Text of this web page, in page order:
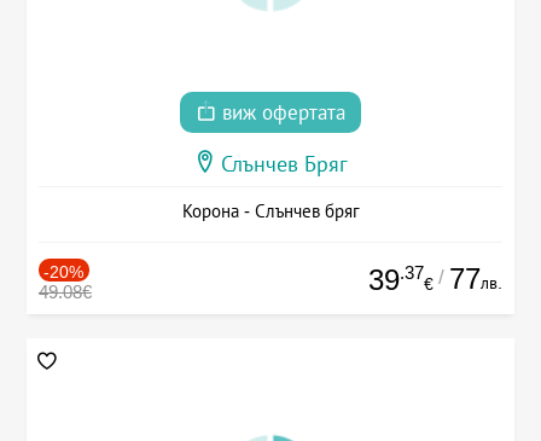
виж офертата
Слънчев Бряг
Корона - Слънчев бряг
-20%
49.08€ 39.37
€ / 77лв.